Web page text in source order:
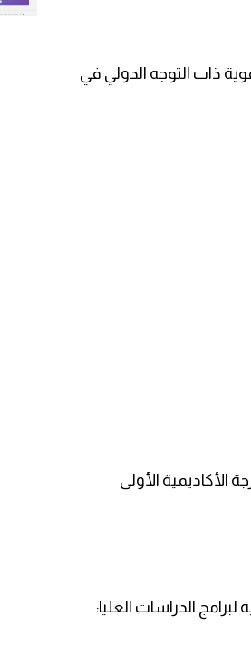
ذات التوجه الدولي في
الأولى
الدراسات العليا: